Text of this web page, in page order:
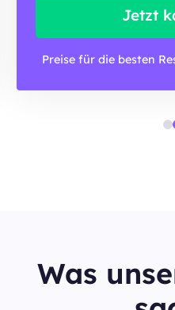
Jetzt
Preise für die besten
Was